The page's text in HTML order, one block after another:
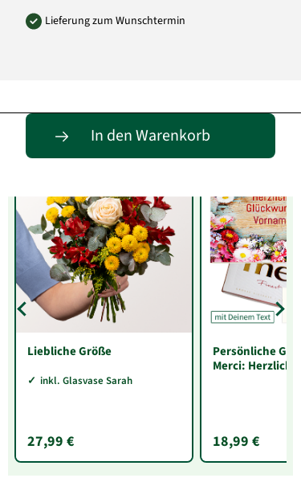
Lieferung zum Wunschtermin
In den Warenkorb
Entdecke passende Alternativen
Liebliche Größe
inkl. Glasvase Sarah
27,99 €
Persönliche
Merci: Herzlichen
18,99 €